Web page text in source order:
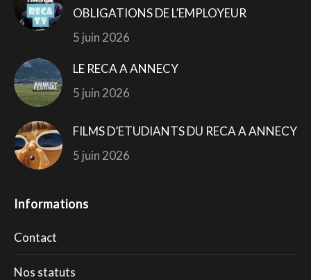
OBLIGATIONS DE L’EMPLOYEUR
5 juin 2026
LE RECA A ANNECY
5 juin 2026
FILMS D’ETUDIANTS DU RECA A ANNECY
5 juin 2026
Informations
Contact
Nos statuts